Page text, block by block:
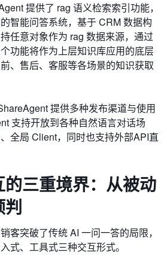
提供了 rag 语义检索索引功能，
智能问答系统，基于 CRM 数据构
任意对象作为 rag 数据来源，通过
功能将作为上层知识库应用的底层
、售后、客服等各场景的知识获取
提供多种发布渠道与使用
支持开放到各种自然语言对话场
全局 Client，同时也支持外部API直
三重境界： 从被动
判
客突破了传统 AI 一问一答的局限，
式、工具式三种交互形式。